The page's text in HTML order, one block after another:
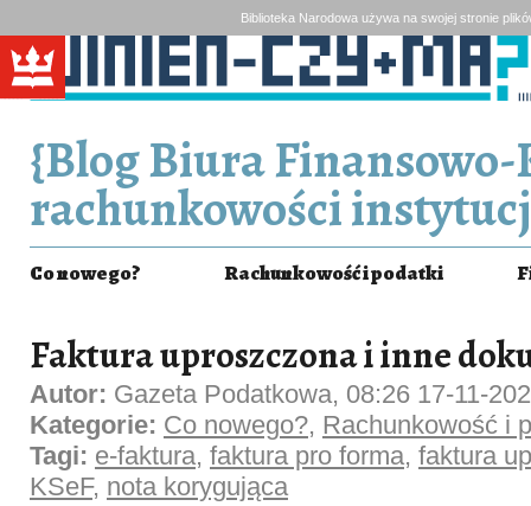
Biblioteka Narodowa używa na swojej stronie
{Blog Biura
rachunkowości
Co nowego? Rachunkowość i podatki
Faktura uproszczona i inne
Autor: Gazeta Podatkowa, 08:26 17-11-
Kategorie: Co nowego?, Rachunkowość i
Tagi: e-faktura, faktura pro forma, faktura
KSeF, nota korygująca